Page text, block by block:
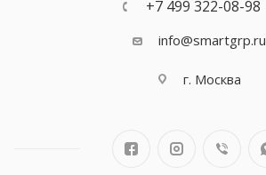
+7 499 322-08-98
info@smartgrp.ru
г. Москва